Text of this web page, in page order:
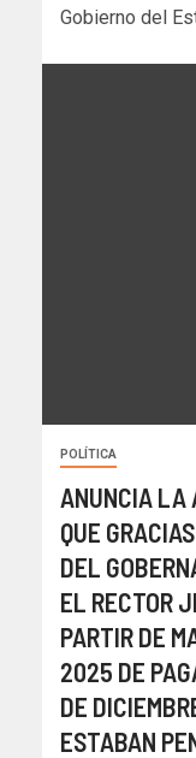
Gobierno del
POLÍTICA
ANUNCIA LA
QUE
DEL
EL RECTOR
PARTIR DE
2025 DE
DE
ESTABAN